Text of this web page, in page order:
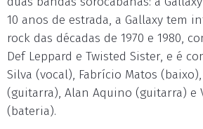
10 anos de estrada, a Gallaxy tem
rock das décadas de 1970 e 1980,
Def Leppard e Twisted Sister, e é
Silva (vocal), Fabrício Matos
(guitarra), Alan Aquino (guitarra) e
(bateria).